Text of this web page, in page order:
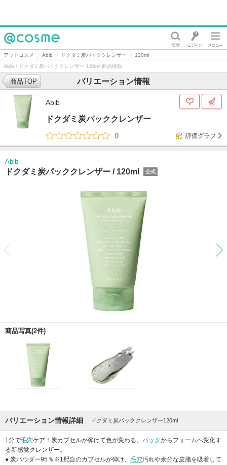
@cosme
アットコスメ Abib ドクダミ炭パッククレンザー
120ml
Abib / ドクダミ炭パッククレンザー 120ml 商品情報
バリエーション情報
商品TOP
Abib
ドクダミ炭パッククレンザー
0
評価グラフ
Abib
ドクダミ炭パッククレンザー / 120ml 公式
商品写真(2件)
バリエーション情報詳細 ドクダミ炭パッククレンザー120ml
1分で毛穴ケア！炭カプセルが弾けて色が変わる、 パックからフォームへ変化す
る新感覚クレンザー。
● 炭パウダー95％※1配合のカプセルが弾け、 毛穴汚れや余分な皮脂を吸着して